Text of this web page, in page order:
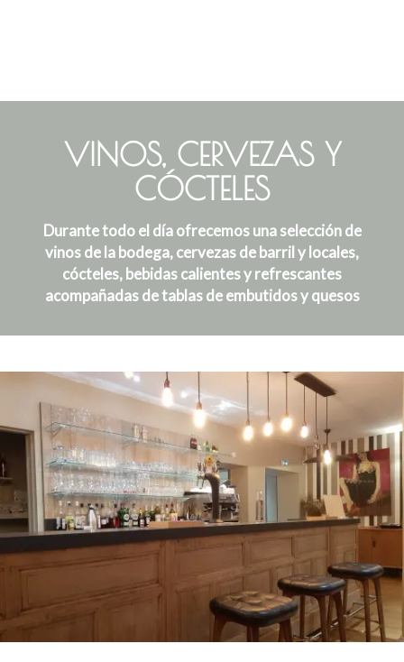
VINOS, CERVEZAS Y
CÓCTELES
Durante todo el día ofrecemos una selección de
vinos de la bodega, cervezas de barril y locales,
cócteles, bebidas calientes y refrescantes
acompañadas de tablas de embutidos y quesos